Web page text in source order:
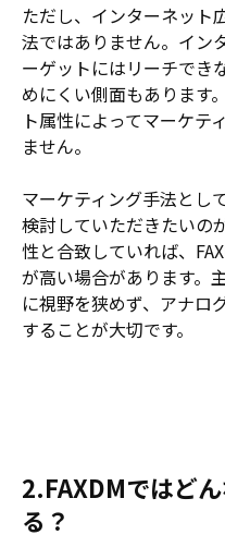
ただし、インターネット
法ではありません。イン
ーゲットにはリーチでき
めにくい側面もあります
ト属性によってマーケテ
ません。
マーケティング手法とし
検討していただきたいの
性と合致していれば、
が高い場合があります。
に視野を狭めず、アナロ
することが大切です。
2.FAXDMではど
る？